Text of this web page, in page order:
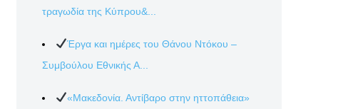
τραγωδία της Κύπρου&...
Έργα και ημέρες του Θάνου Ντόκου –
Συμβούλου Εθνικής Α...
«Μακεδονία. Αντίβαρο στην ηττοπάθεια»